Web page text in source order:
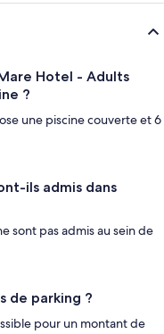
Hotel - Adults
?
une piscine couverte et 6
ils admis dans
sont pas admis au sein de
de parking ?
pour un montant de